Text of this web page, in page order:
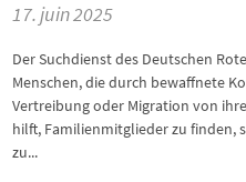
17. juin 2025
Der Suchdienst des Deutschen
Menschen, die durch bewaffnete
Vertreibung oder Migration von
hilft, Familienmitglieder zu finden,
zu...